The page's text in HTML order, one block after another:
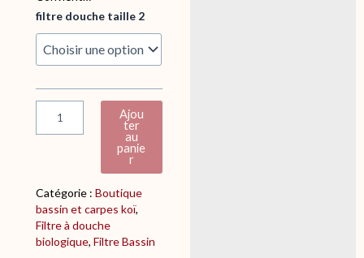
filtre douche taille 2
q
i
i
l
t
r
Ajou
ter
au
panie
r
Catégorie :Boutique
bassin et carpes koï
Filtre à douche
biologique, Filtre Bassin